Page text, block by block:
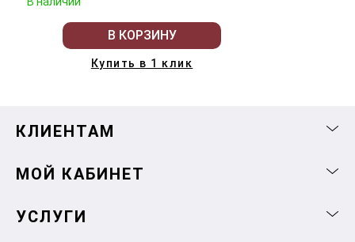
В КОРЗИНУ
Купить в 1 клик
КЛИЕНТАМ
МОЙ КАБИНЕТ
УСЛУГИ